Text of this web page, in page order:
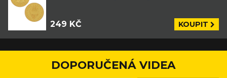
249 KČ KOUPIT
DOPORUČENÁ VIDEA